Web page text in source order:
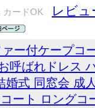
カードOK
レビュ
ー付ケープコ
呼ばれドレス
婚式 同窓会 成
ート ロング